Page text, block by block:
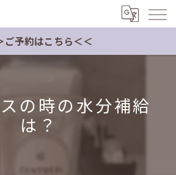
ご予約はこちら＜＜
の時の水分補給
は？